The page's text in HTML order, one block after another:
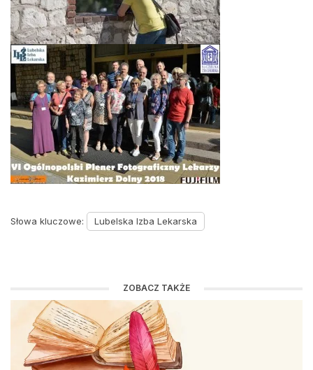
Słowa kluczowe: Lubelska Izba Lekarska
ZOBACZ TAKŻE